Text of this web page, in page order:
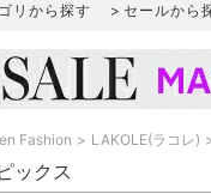
リから探す セールから
Fashion LAKOLE(ラコレ)
ックス